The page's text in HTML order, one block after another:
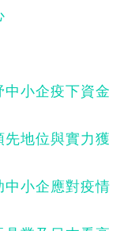
小企疫下資金
地位與實力獲
小企應對疫情